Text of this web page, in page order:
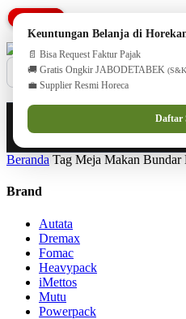
Keuntungan Belanja di
📄 Bisa Request Faktur Pajak
🚚 Gratis Ongkir JABODETABEK
💼 Supplier Resmi Horeca
Daftar
Beranda Tag Meja Makan Bundar
Brand
Autata
Dremax
Fomac
Heavypack
iMettos
Mutu
Powerpack
PROMO
PROMO